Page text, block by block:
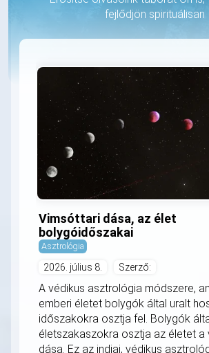
fejlődjön spirituálisan
Vimsóttari dása, az élet
bolygóidőszakai
Asztrológia
2026. július 8. Szerző:
A védikus asztrológia módszere,
emberi életet bolygók által uralt
időszakokra osztja fel. Bolygók
életszakaszokra osztja az életet a
dása. Ez az indiai, védikus